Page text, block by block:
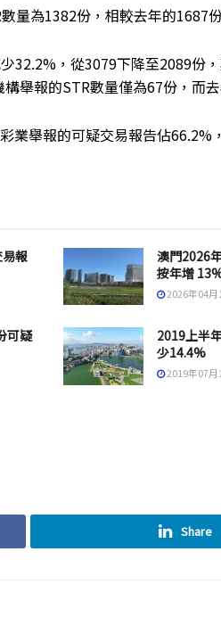
量為1382份，相較去年的1687
32.2%，從3079下降至2089份
舉報的STR數量僅為67份，而
業舉報的可疑交易報告佔66.2%
報
澳門2026
按年增
2026年04月
可疑
2019上半
少14.4%
2019年07月
Share